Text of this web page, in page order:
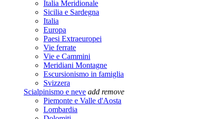
Italia Meridionale
Sicilia e Sardegna
Italia
Europa
Paesi Extraeuropei
Vie ferrate
Vie e Cammini
Meridiani Montagne
Escursionismo in famiglia
Svizzera
Scialpinismo e neve add remove
Piemonte e Valle d'Aosta
Lombardia